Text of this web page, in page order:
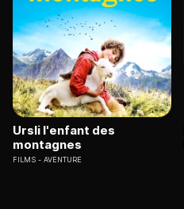
Ursli l'enfant des
montagnes
FILMS AVENTURE